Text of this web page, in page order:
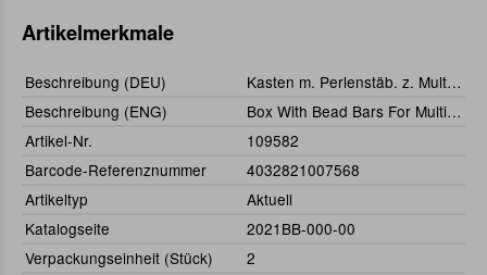
Artikelmerkmale
Beschreibung (DEU)
Kasten m. Perlenstäb. z. Multiplikationsbrett
Beschreibung (ENG)
Box With Bead Bars For Multiplikation
Artikel-Nr.
109582
Barcode-Referenznummer
4032821007568
Artikeltyp
Aktuell
Katalogseite
2021BB-000-00
Verpackungseinheit (Stück)
2